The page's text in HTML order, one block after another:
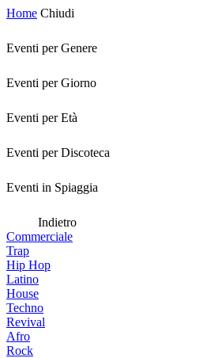
Home Chiudi
Eventi per Genere
Eventi per Giorno
Eventi per Età
Eventi per Discoteca
Eventi in Spiaggia
Indietro
Commerciale
Trap
Hip Hop
Latino
House
Techno
Revival
Afro
Rock